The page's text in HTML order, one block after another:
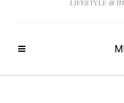
LIFESTYLE &